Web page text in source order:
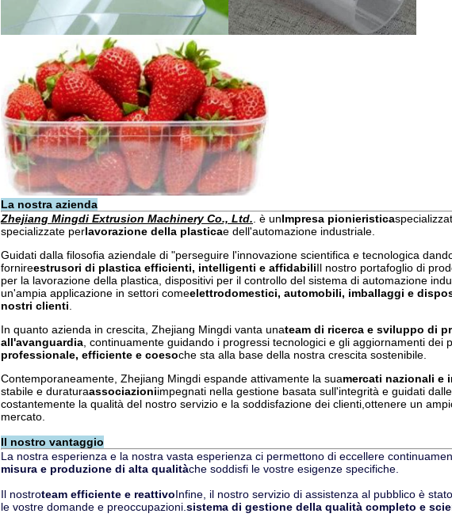
La nostra azienda
Zhejiang Mingdi Extrusion Machinery Co., Ltd. . è unImpresa pionieristica
specializzate perlavorazione della plasticae dell'automazione industriale.
Guidati dalla filosofia aziendale di "perseguire l'innovazione scientifica e tecnologica
fornireestrusori di plastica efficienti, intelligenti e affidabiliIl nostro portafoglio di
per la lavorazione della plastica, dispositivi per il controllo del sistema di automazione
un'ampia applicazione in settori comeelettrodomestici, automobili, imballaggi e
nostri clienti
In quanto azienda in crescita, Zhejiang Mingdi vanta unateam di ricerca e sviluppo di
all'avanguardia , continuamente guidando i progressi tecnologici e gli aggiornamenti dei
professionale, efficiente e coesoche sta alla base della nostra crescita sostenibile.
Contemporaneamente, Zhejiang Mingdi espande attivamente la suamercati nazionali e
stabile e duraturaassociazioniimpegnati nella gestione basata sull'integrità e guidati
costantemente la qualità del nostro servizio e la soddisfazione dei clienti,ottenere un
mercato.
Il nostro vantaggio
La nostra esperienza e la nostra vasta esperienza ci permettono di eccellere
misura e produzione di alta qualitàche soddisfi le vostre esigenze specifiche.
Il nostroteam efficiente e reattivoInfine, il nostro servizio di assistenza al pubblico è
le vostre domande e preoccupazioni. sistema di gestione della qualità completo e